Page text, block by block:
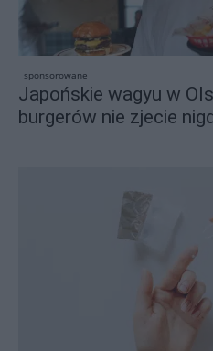
sponsorowane
Japońskie wagyu w
burgerów nie zjecie